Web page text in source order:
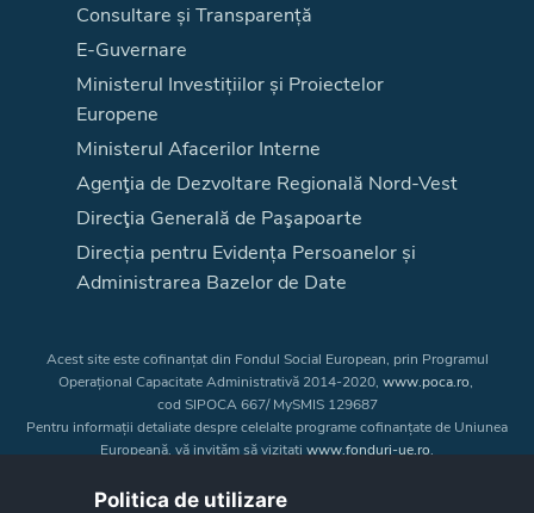
Consultare și Transparență
E-Guvernare
Ministerul Investițiilor și Proiectelor
Europene
Ministerul Afacerilor Interne
Agenţia de Dezvoltare Regională Nord-Vest
Direcţia Generală de Paşapoarte
Direcția pentru Evidența Persoanelor și
Administrarea Bazelor de Date
Acest site este cofinanțat din Fondul Social European, prin Programul
Operațional Capacitate Administrativă 2014-2020, www.poca.ro,
cod SIPOCA 667/ MySMIS 129687
Pentru informații detaliate despre celelalte programe cofinanțate de Uniunea
Europeană, vă invităm să vizitați www.fonduri-ue.ro.
a Uniunii Europene. Întreaga responsabilitate asupra
Politica de utilizare